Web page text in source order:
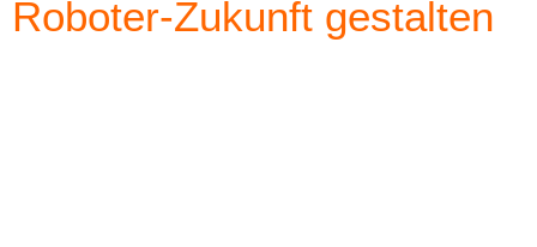
Roboter-Zukunft gestalten